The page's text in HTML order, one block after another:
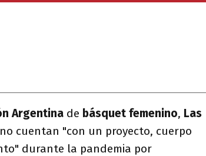
Argentina de básquet femenino, Las
cuentan "con un proyecto, cuerpo
durante la pandemia por